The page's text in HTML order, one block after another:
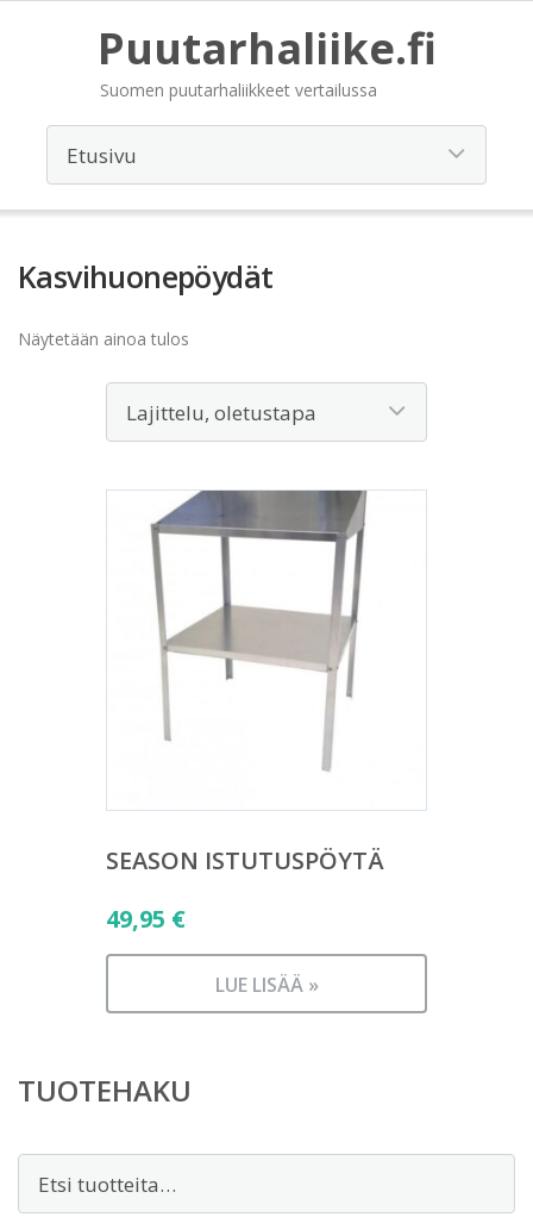
Puutarhaliike.fi
Suomen puutarhaliikkeet vertailussa
Kasvihuonepöydät
Näytetään ainoa tulos
SEASON ISTUTUSPÖYTÄ
49,95 €
LUE LISÄÄ »
TUOTEHAKU